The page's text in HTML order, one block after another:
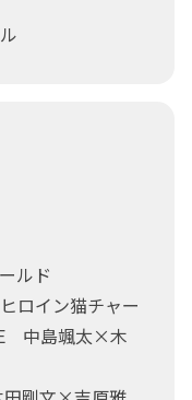
ルド
ロイン猫チャー
中島颯太×木